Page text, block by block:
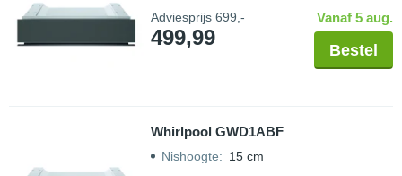
Adviesprijs 699,-
499,99
Vanaf 5 aug.
Bestel
Whirlpool GWD1ABF
Nishoogte: 15 cm